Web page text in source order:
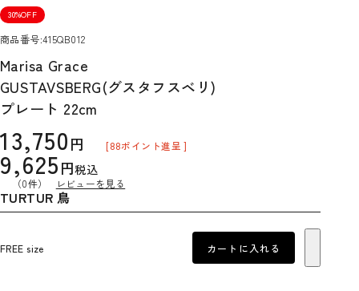
30%OFF
商品番号 415QB012
Marisa Grace
GUSTAVSBERG(グスタフスベリ)
プレート 22cm
13,750
9,625 税込
[88ポイント進呈 ]
（0件） レビューを見る
TURTUR 鳥
FREE size カートに入れる